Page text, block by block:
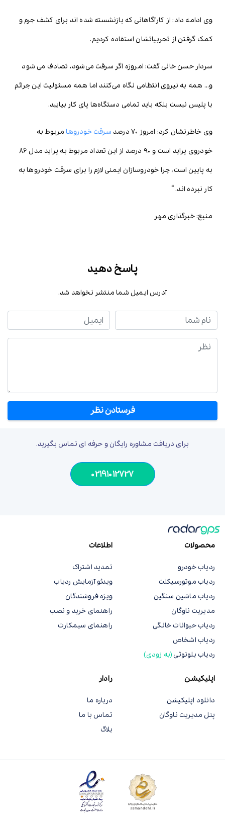
وی ادامه داد: از کارآگاهانی که بازنشسته شده اند برای کشف جرم و
کمک گرفتن از تجربیاتشان استفاده کردیم.
سردار حسن خانی گفت: امروزه اگر سرقت می‌شود، تصادف می شود
و… همه به نیروی انتظامی نگاه می‌کنند اما همه مسئولیت این جرائم
با پلیس نیست بلکه باید تمامی دستگاه‌ها پای کار بیایید.
وی خاطرنشان کرد: امروز ۷۰ درصد سرقت خودروها مربوط به
خودروی پراید است و ۹۰ درصد از این تعداد مربوط به پراید مدل ۸۶
به پایین است، چرا خودروسازان ایمنی لازم را برای سرقت خودروها به
کار نبرده اند. “
منبع: خبرگذاری مهر
پاسخ دهید
آدرس ایمیل شما منتشر نخواهد شد.
نام شما ایمیل
نظر
برای دریافت مشاوره رایگان و حرفه ای تماس بگیرید.
02191012727
محصولات
ردیاب خودرو
ردیاب موتورسیکلت
ردیاب ماشین سنگین
مدیریت ناوگان
ردیاب حیوانات خانگی
ردیاب اشخاص
ردیاب بلوتوثی (به زودی)
اطلاعات
تمدید اشتراک
ویدئو آزمایش ردیاب
ویژه فروشندگان
راهنمای خرید و نصب
راهنمای سیمکارت
اپلیکیشن
دانلود اپلیکیشن
پنل مدیریت ناوگان
رادار
درباره ما
تماس با ما
بلاگ